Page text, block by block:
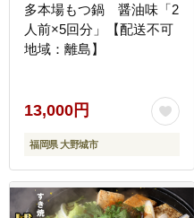
多本場もつ鍋 醤油味「2
人前×5回分」【配送不可
地域：離島】
13,000円
福岡県 大野城市